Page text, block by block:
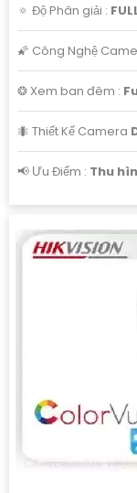
🔅 Độ Phân giải :
🌠 Công Nghệ
❂ Xem ban đêm :
🐜 Thiết Kế Camera
️📢 Ưu Điểm : Thu